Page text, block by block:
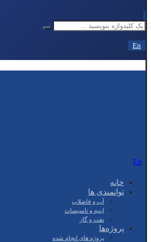
En
En
خانه
توانمندی ها
آب و فاضلاب
ابنیه و تاسیسات
نفت و گاز
پروژه‌ها
پروژه های انجام شده